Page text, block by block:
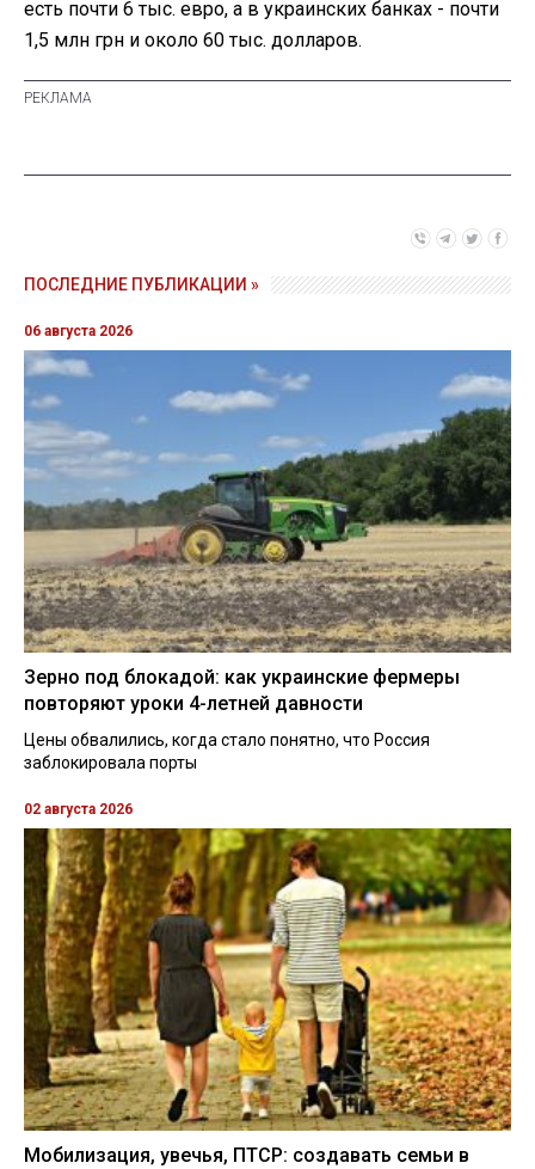
есть почти 6 тыс. евро, а в украинских банках - почти
1,5 млн грн и около 60 тыс. долларов.
ПОСЛЕДНИЕ ПУБЛИКАЦИИ »
06 августа 2026
Зерно под блокадой: как украинские фермеры
повторяют уроки 4-летней давности
Цены обвалились, когда стало понятно, что Россия
заблокировала порты
02 августа 2026
Мобилизация, увечья, ПТСР: создавать семьи в